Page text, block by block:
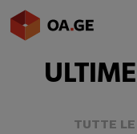
TUTTE LE